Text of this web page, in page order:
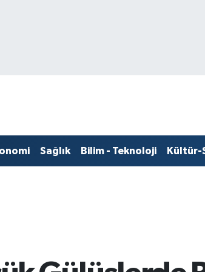
Sağlık Bilim - Teknoloji Kültür-